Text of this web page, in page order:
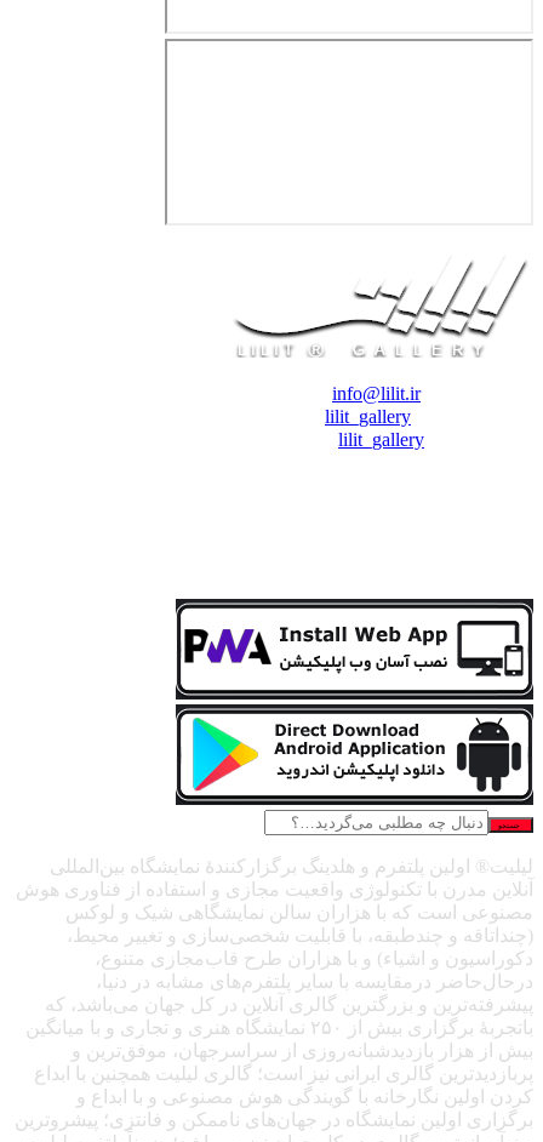
info@lilit.ir
lilit_gallery
lilit_gallery
جستجو
لیلیت® اولین پلتفرم و هلدینگ برگزارکنندهٔ نمایشگاه بین‌المللی
آنلاین مدرن با تکنولوژی واقعیت مجازی و استفاده از فناوری هوش
مصنوعی است که با هزاران سالن نمایشگاهی شیک و لوکس
(چنداتاقه و چندطبقه، با قابلیت شخصی‌سازی و تغییر محیط،
دکوراسیون و اشیاء) و با هزاران طرح قاب‌مجازی متنوع،
درحال‌حاضر درمقایسه با سایر پلتفرم‌های مشابه در دنیا،
پیشرفته‌ترین و بزرگترین گالری آنلاین در کل جهان می‌باشد، که
باتجربهٔ برگزاری بیش از ۲۵۰ نمایشگاه هنری و تجاری و با میانگین
بیش از هزار بازدیدشبانه‌روزی از سراسرجهان، موفق‌ترین و
پربازدیدترین گالری ایرانی نیز است؛ گالری لیلیت همچنین با ابداع
کردن اولین نگارخانه با گویندگی هوش مصنوعی و با ابداع و
برگزاری اولین نمایشگاه در جهان‌های ناممکن و فانتزی؛ پیشروترین